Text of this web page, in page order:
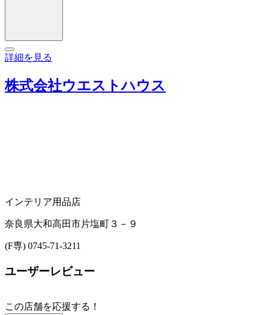
詳細を見る
株式会社ウエストハウス
インテリア用品店
奈良県大和高田市片塩町３－９
(F専) 0745-71-3211
ユーザーレビュー
この店舗を応援する！